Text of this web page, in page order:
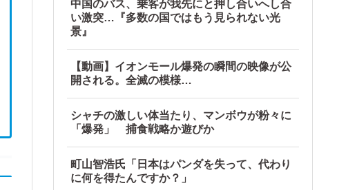
中国のバス、乗客が我先にと押し合いへし合
い激突…『多数の国ではもう見られない光
景』
【動画】イオンモール爆発の瞬間の映像が公
開される。全滅の模様…
シャチの激しい体当たり、マンボウが粉々に
「爆発」 捕食戦略か遊びか
町山智浩氏「日本はパンダを失って、代わり
に何を得たんですか？」